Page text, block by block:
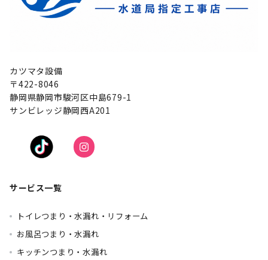
カツマタ設備
〒422-8046
静岡県静岡市駿河区中島679-1
サンビレッジ静岡西A201
サービス一覧
トイレつまり・水漏れ・リフォーム
お風呂つまり・水漏れ
キッチンつまり・水漏れ